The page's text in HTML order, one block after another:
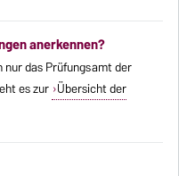
anerkennen?
nur das Prüfungsamt der
es zur Übersicht der